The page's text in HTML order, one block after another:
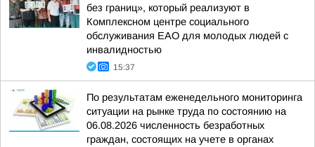
без границ», который реализуют в
Комплексном центре социального
обслуживания ЕАО для молодых людей с
инвалидностью
15:37
По результатам еженедельного мониторинга
ситуации на рынке труда по состоянию на
06.08.2026 численность безработных
граждан, состоящих на учете в органах